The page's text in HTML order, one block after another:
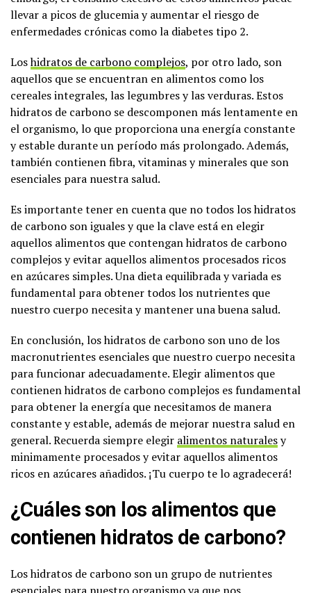
llevar a picos de glucemia y aumentar el riesgo de
enfermedades crónicas como la diabetes tipo 2.
Loshidratos de carbono complejos, por otro lado, son
aquellos que se encuentran en alimentos como los
cereales integrales, las legumbres y las verduras. Estos
hidratos de carbono se descomponen más lentamente en
el organismo, lo que proporciona una energía constante
y estable durante un período más prolongado. Además,
también contienen fibra, vitaminas y minerales que son
esenciales para nuestra salud.
Es importante tener en cuenta que no todos los hidratos
de carbono son iguales y que la clave está en elegir
aquellos alimentos que contengan hidratos de carbono
complejos y evitar aquellos alimentos procesados ricos
en azúcares simples. Una dieta equilibrada y variada es
fundamental para obtener todos los nutrientes que
nuestro cuerpo necesita y mantener una buena salud.
En conclusión, los hidratos de carbono son uno de los
macronutrientes esenciales que nuestro cuerpo necesita
para funcionar adecuadamente. Elegir alimentos que
contienen hidratos de carbono complejos es fundamental
para obtener la energía que necesitamos de manera
constante y estable, además de mejorar nuestra salud en
general. Recuerda siempre elegir alimentos naturalesy
minimamente procesados y evitar aquellos alimentos
ricos en azúcares añadidos. ¡Tu cuerpo te lo agradecerá!
¿Cuáles son los alimentos que
contienen hidratos de carbono?
Los hidratos de carbono son un grupo de nutrientes